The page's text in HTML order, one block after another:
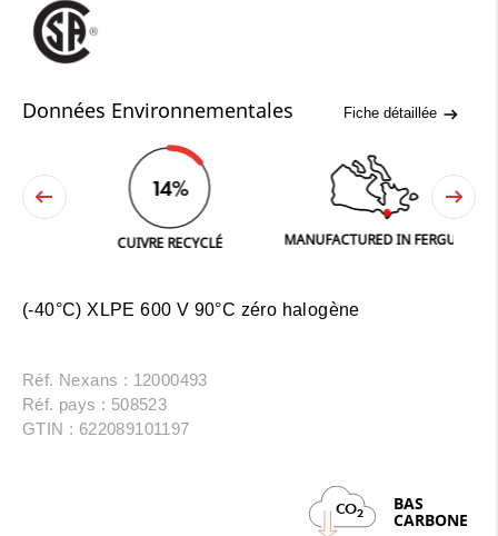
Données Environnementales Fiche détaillée
14%
CUIVRE RECYCLÉ MANUFACTURED IN FERGUS
(-40°C) XLPE 600 V 90°C zéro halogène
Réf. Nexans : 12000493
Réf. pays : 508523
GTIN : 622089101197
CO2 BAS
CARBONE